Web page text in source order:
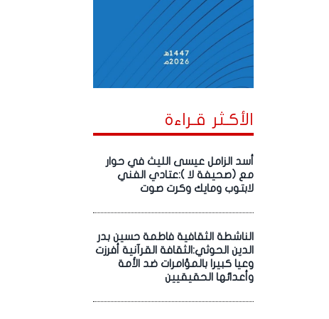
الأكـثر قـراءة
أسد الزامل عيسى الليث في حوار
مع (صحيفة لا ):عتادي الفني
لابتوب ومايك وكرت صوت
الناشطة الثقافية فاطمة حسين بدر
الدين الحوثي:الثقافة القرآنية أفرزت
وعيا كبيرا بالمؤامرات ضد الأمة
وأعدائها الحقيقيين